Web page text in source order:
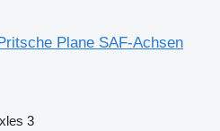
Plane SAF-Achsen
3